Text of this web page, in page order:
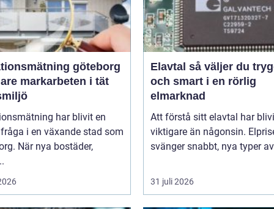
göteborg
markarbeten i tät
har blivit en
i en växande stad som
När nya bostäder,
Elavtal så väljer du tryggt
och smart i en rörlig
elmarknad
Att förstå sitt elavtal har
viktigare än någonsin.
svänger snabbt, nya typer
31 juli 2026